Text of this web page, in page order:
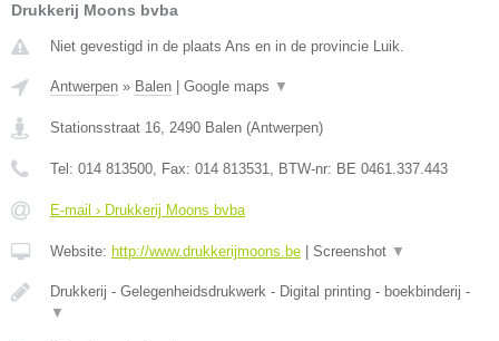
Drukkerij Moons bvba
Niet gevestigd in de plaats Ans en in de provincie Luik.
Antwerpen » Balen Google maps ▼
Stationsstraat 16, 2490 Balen (Antwerpen)
Tel: 014 813500, Fax: 014 813531, BTW-nr: BE 0461.337.443
E-mail › Drukkerij Moons bvba
Website: http://www.drukkerijmoons.be Screenshot ▼
Drukkerij - Gelegenheidsdrukwerk - Digital printing - boekbinderij -
▼